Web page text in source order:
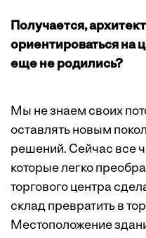
Получается,
ориентироваться на
еще не родились?
Мы не знаем своих
оставлять новым
решений. Сейчас все
которые легко
торгового центра
склад превратить в
Местоположение